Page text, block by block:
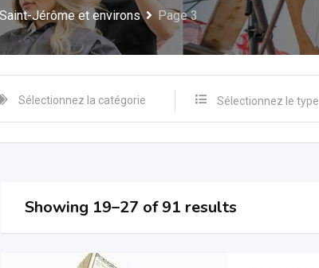
Saint-Jérôme et environs Page 3
Sélectionnez le type
Showing 19–27 of 91 results